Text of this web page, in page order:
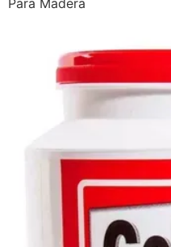
Para Madera